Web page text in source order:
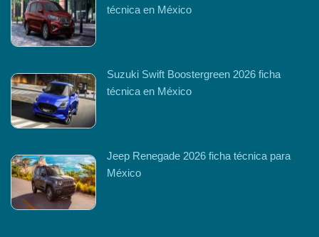
técnica en México
Suzuki Swift Boostergreen 2026 ficha
técnica en México
Jeep Renegade 2026 ficha técnica para
México